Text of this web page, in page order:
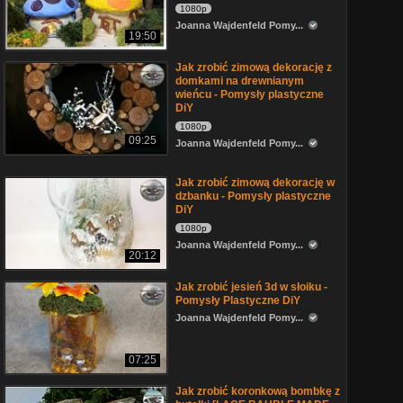
19:50
1080p
Joanna Wajdenfeld Pomy...
09:25
Jak zrobić zimową dekorację z
domkami na drewnianym
wieńcu - Pomysły plastyczne
DiY
1080p
Joanna Wajdenfeld Pomy...
20:12
Jak zrobić zimową dekorację w
dzbanku - Pomysły plastyczne
DiY
1080p
Joanna Wajdenfeld Pomy...
07:25
Jak zrobić jesień 3d w słoiku -
Pomysły Plastyczne DiY
Joanna Wajdenfeld Pomy...
Jak zrobić koronkową bombkę z